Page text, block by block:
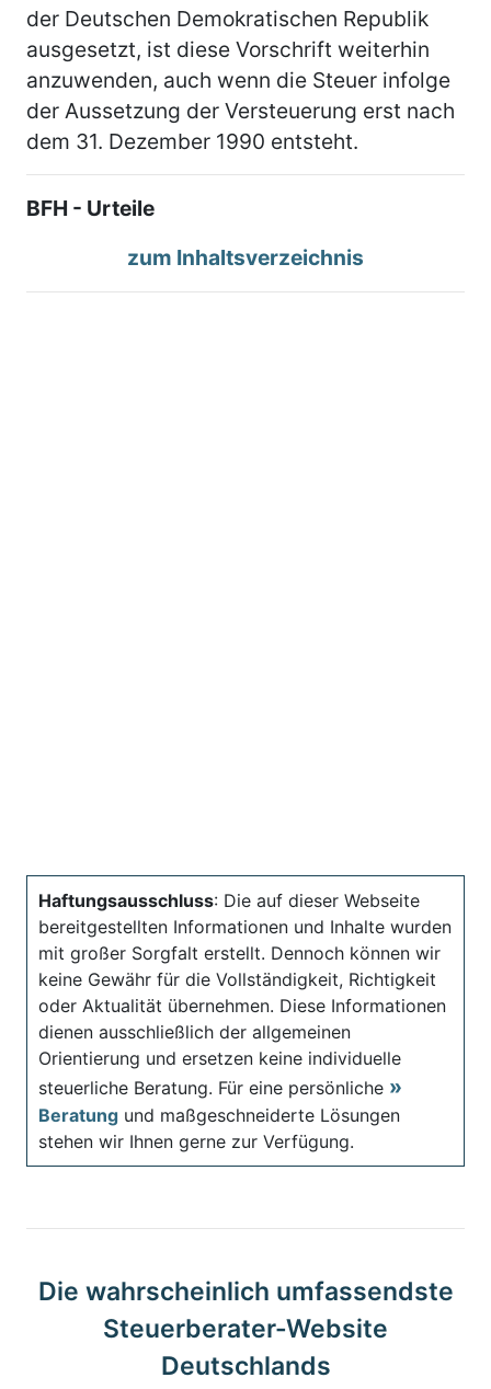
der Deutschen Demokratischen Republik
ausgesetzt, ist diese Vorschrift weiterhin
anzuwenden, auch wenn die Steuer infolge
der Aussetzung der Versteuerung erst nach
dem 31. Dezember 1990 entsteht.
BFH - Urteile
zum Inhaltsverzeichnis
Haftungsausschluss: Die auf dieser Webseite
bereitgestellten Informationen und Inhalte wurden
mit großer Sorgfalt erstellt. Dennoch können wir
keine Gewähr für die Vollständigkeit, Richtigkeit
oder Aktualität übernehmen. Diese Informationen
dienen ausschließlich der allgemeinen
Orientierung und ersetzen keine individuelle
steuerliche Beratung. Für eine persönliche
Beratung und maßgeschneiderte Lösungen
stehen wir Ihnen gerne zur Verfügung.
Die wahrscheinlich umfassendste
Steuerberater-Website
Deutschlands